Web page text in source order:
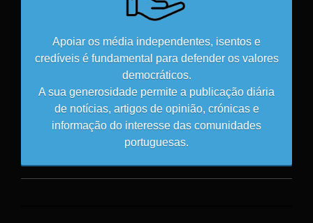
Apoiar os média independentes, isentos e
credíveis é fundamental para defender os valores
democráticos.
A sua generosidade permite a publicação diária
de notícias, artigos de opinião, crónicas e
informação do interesse das comunidades
portuguesas.